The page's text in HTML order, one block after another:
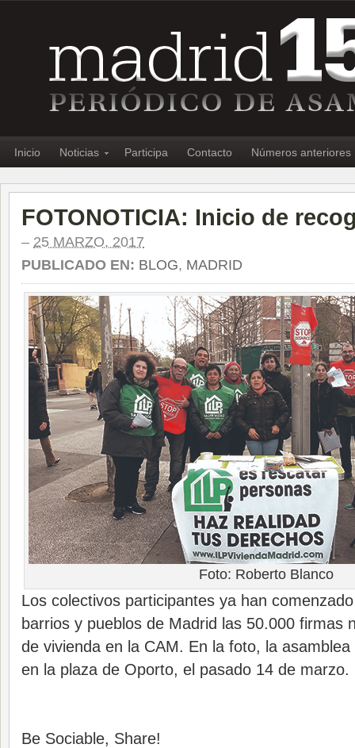
Inicio Noticias Participa Contacto Números anteriores
FOTONOTICIA: Inicio de
– 25 MARZO, 2017
PUBLICADO EN: BLOG, MADRID
Foto: Roberto Blanco
Los colectivos participantes ya han
barrios y pueblos de Madrid las 50.000 firmas
de vivienda en la CAM. En la foto, la
en la plaza de Oporto, el pasado 14 de marzo.
Be Sociable, Share!